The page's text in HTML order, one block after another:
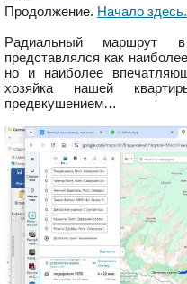
Продолжение. Начало здесь.
Радиальный маршрут
представлялся как
но и наиболее
хозяйка нашей
предвкушением…